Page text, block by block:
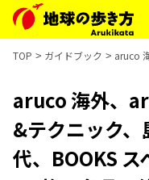
TOP ガイドブック aruco
aruco 海外、
&テクニック
代、BOOKS